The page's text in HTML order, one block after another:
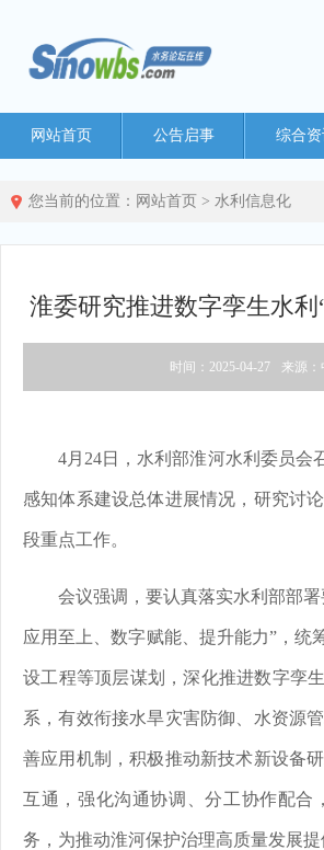
网站首页 公告启事 综合
您当前的位置： 网站首页 > 水利信息化
淮委研究推进数字孪生水
时间：2025-04-27 来源：
4月24日，水利部淮河水利委员会
感知体系建设总体进展情况，研究讨
段重点工作。
会议强调，要认真落实水利部部署
应用至上、数字赋能、提升能力”，统
设工程等顶层谋划，深化推进数字孪
系，有效衔接水旱灾害防御、水资源
善应用机制，积极推动新技术新设备
互通，强化沟通协调、分工协作配合
务，为推动淮河保护治理高质量发展